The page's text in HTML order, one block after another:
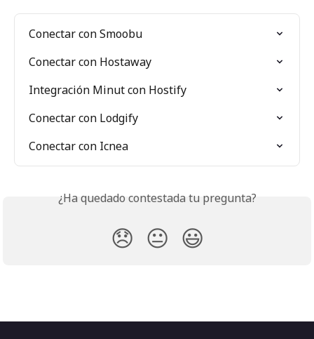
Conectar con Smoobu
Conectar con Hostaway
Integración Minut con Hostify
Conectar con Lodgify
Conectar con Icnea
¿Ha quedado contestada tu pregunta?
😞 😐 😃